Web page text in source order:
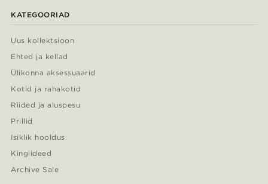
KATEGOORIAD
Uus kollektsioon
Ehted ja kellad
Ülikonna aksessuaarid
Kotid ja rahakotid
Riided ja aluspesu
Prillid
Isiklik hooldus
Kingiideed
Archive Sale